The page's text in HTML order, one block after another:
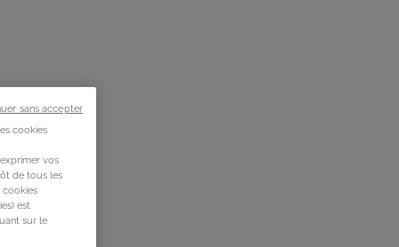
cookies
vos
de tous les
cookies
est
sur le
sans accepter